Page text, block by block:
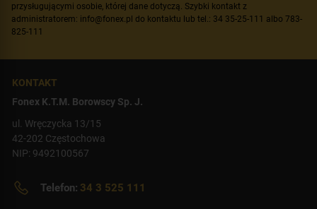
przysługującymi osobie, której dane dotyczą. Szybki kontakt z
administratorem: info@fonex.pl do kontaktu lub tel.: 34 35-25-111 albo 783-
825-111
KONTAKT
Fonex K.T.M. Borowscy Sp. J.
ul. Wręczycka 13/15
42-202 Częstochowa
NIP: 9492100567
Telefon: 34 3 525 111